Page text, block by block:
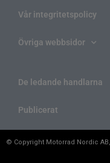
Vår integritetspolicy
Övriga webbsidor
De ledande handlarna
Publicerat
© Copyright Motorrad Nordic